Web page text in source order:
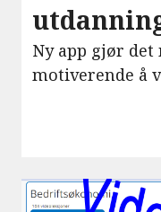
Ny app gjør
motiverende å